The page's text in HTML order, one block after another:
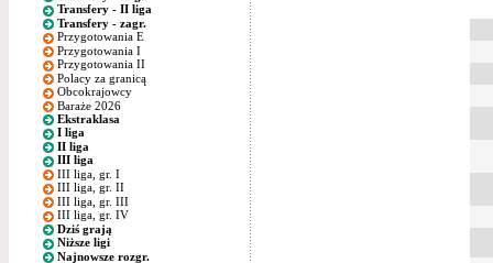
Transfery - II liga
Transfery - zagr.
Przygotowania E
Przygotowania I
Przygotowania II
Polacy za granicą
Obcokrajowcy
Baraże 2026
Ekstraklasa
I liga
II liga
III liga
III liga, gr. I
III liga, gr. II
III liga, gr. III
III liga, gr. IV
Dziś grają
Niższe ligi
Najnowsze rozgr.